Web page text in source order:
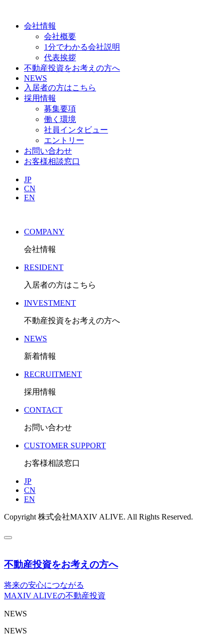
会社情報
会社概要
1分でわかる会社説明
代表挨拶
不動産投資をお考えの方へ
NEWS
入居者の方はこちら
採用情報
募集要項
働く環境
社員インタビュー
エントリー
お問い合わせ
お客様相談窓口
JP
CN
EN
COMPANY
会社情報
RESIDENT
入居者の方はこちら
INVESTMENT
不動産投資をお考えの方へ
NEWS
新着情報
RECRUITMENT
採用情報
CONTACT
お問い合わせ
CUSTOMER SUPPORT
お客様相談窓口
JP
CN
EN
Copyright 株式会社MAXIV ALIVE. All Rights Reserved.
不動産投資をお考えの方へ
将来の安心につながる
MAXIV ALIVEの不動産投資
NEWS
NEWS